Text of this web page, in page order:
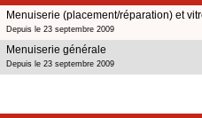
Menuiserie (placement/réparation) et
Depuis le 23 septembre 2009
Menuiserie générale
Depuis le 23 septembre 2009